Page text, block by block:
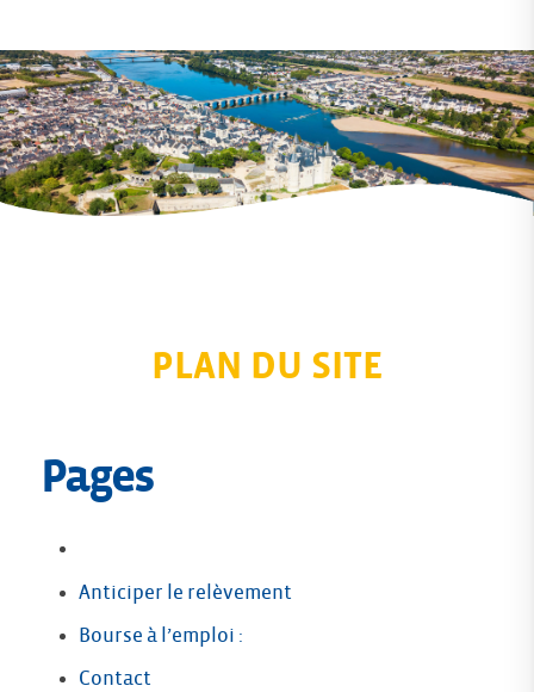
PLAN DU SITE
Pages
Anticiper le relèvement
Bourse à l’emploi :
Contact